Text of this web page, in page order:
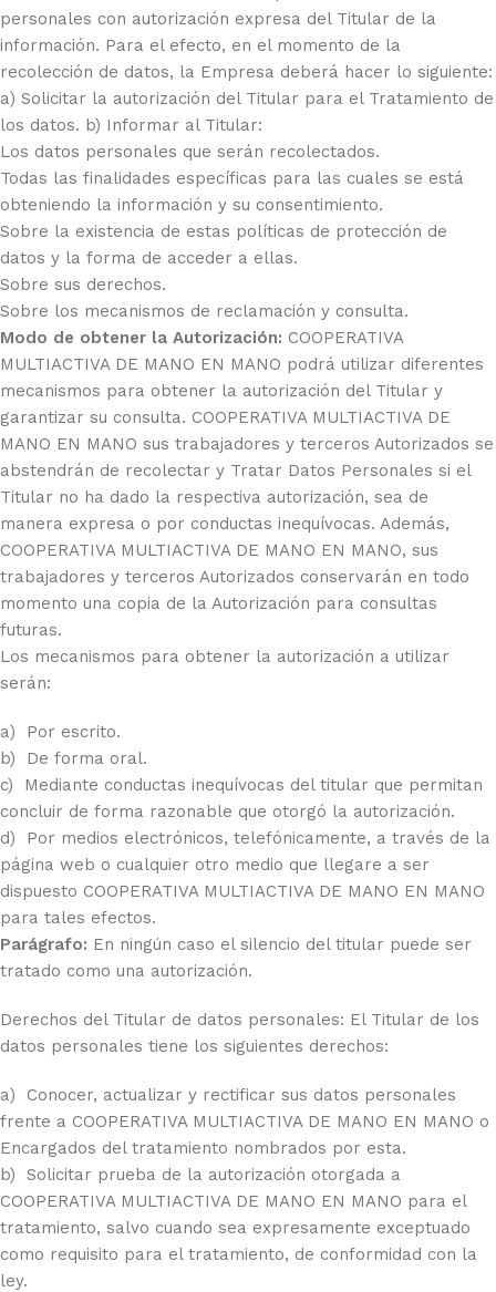
personales con autorización expresa del Titular de la
información. Para el efecto, en el momento de la
recolección de datos, la Empresa deberá hacer lo siguiente:
a) Solicitar la autorización del Titular para el Tratamiento de
los datos. b) Informar al Titular:
Los datos personales que serán recolectados.
Todas las finalidades específicas para las cuales se está
obteniendo la información y su consentimiento.
Sobre la existencia de estas políticas de protección de
datos y la forma de acceder a ellas.
Sobre sus derechos.
Sobre los mecanismos de reclamación y consulta.
Modo de obtener la Autorización: COOPERATIVA
MULTIACTIVA DE MANO EN MANO podrá utilizar diferentes
mecanismos para obtener la autorización del Titular y
garantizar su consulta. COOPERATIVA MULTIACTIVA DE
MANO EN MANO sus trabajadores y terceros Autorizados se
abstendrán de recolectar y Tratar Datos Personales si el
Titular no ha dado la respectiva autorización, sea de
manera expresa o por conductas inequívocas. Además,
COOPERATIVA MULTIACTIVA DE MANO EN MANO, sus
trabajadores y terceros Autorizados conservarán en todo
momento una copia de la Autorización para consultas
futuras.
Los mecanismos para obtener la autorización a utilizar
serán:
a) Por escrito.
b) De forma oral.
c) Mediante conductas inequívocas del titular que permitan
concluir de forma razonable que otorgó la autorización.
d) Por medios electrónicos, telefónicamente, a través de la
página web o cualquier otro medio que llegare a ser
dispuesto COOPERATIVA MULTIACTIVA DE MANO EN MANO
para tales efectos.
Parágrafo: En ningún caso el silencio del titular puede ser
tratado como una autorización.
Derechos del Titular de datos personales: El Titular de los
datos personales tiene los siguientes derechos:
a) Conocer, actualizar y rectificar sus datos personales
frente a COOPERATIVA MULTIACTIVA DE MANO EN MANO o
Encargados del tratamiento nombrados por esta.
b) Solicitar prueba de la autorización otorgada a
COOPERATIVA MULTIACTIVA DE MANO EN MANO para el
tratamiento, salvo cuando sea expresamente exceptuado
como requisito para el tratamiento, de conformidad con la
ley.